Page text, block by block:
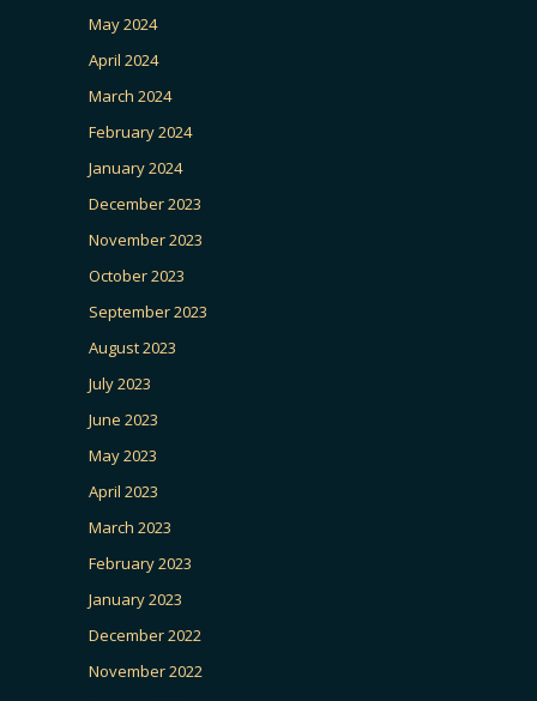
May 2024
April 2024
March 2024
February 2024
January 2024
December 2023
November 2023
October 2023
September 2023
August 2023
July 2023
June 2023
May 2023
April 2023
March 2023
February 2023
January 2023
December 2022
November 2022